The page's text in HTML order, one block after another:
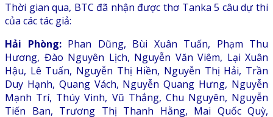
Thời gian qua, BTC đã nhận được thơ Tanka 5 câu dự thi
của các tác giả:
Hải Phòng:Phan Dũng, Bùi Xuân Tuấn, Phạm Thu
Hương, Đào Nguyên Lịch, Nguyễn Văn Viêm, Lại Xuân
Hậu, Lê Tuấn, Nguyễn Thị Hiền, Nguyễn Thị Hải, Trần
Duy Hạnh, Quang Vách, Nguyễn Quang Hưng, Nguyễn
Mạnh Trí, Thúy Vinh, Vũ Thắng, Chu Nguyên, Nguyễn
Tiến Ban, Trương Thị Thanh Hằng, Mai Quốc Quỳ,